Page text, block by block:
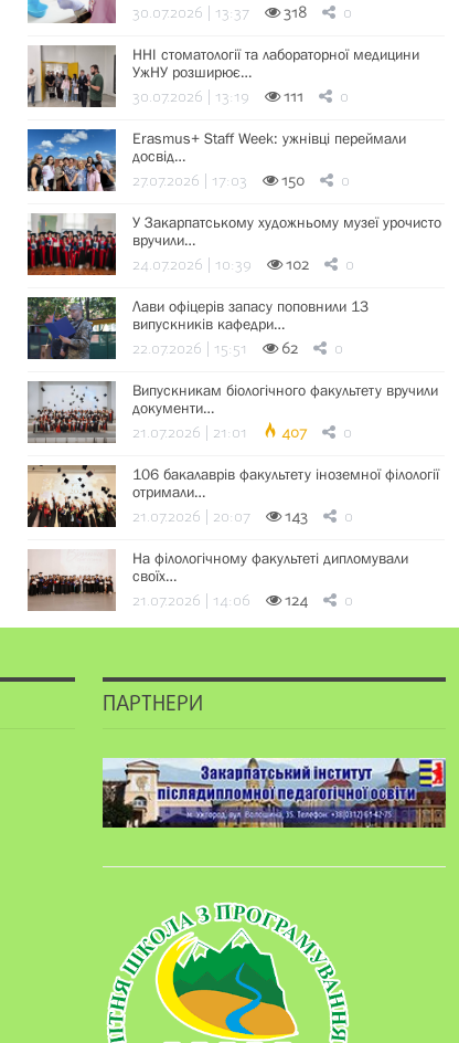
30.07.2026 | 13:37 318 0
ННІ стоматології та лабораторної медицини
УжНУ розширює…
30.07.2026 | 13:19 111 0
Erasmus+ Staff Week: ужнівці переймали
досвід…
27.07.2026 | 17:03 150 0
У Закарпатському художньому музеї урочисто
вручили…
24.07.2026 | 10:39 102 0
Лави офіцерів запасу поповнили 13
випускників кафедри…
22.07.2026 | 15:51 62 0
Випускникам біологічного факультету вручили
документи…
21.07.2026 | 21:01 407 0
106 бакалаврів факультету іноземної філології
отримали…
21.07.2026 | 20:07 143 0
На філологічному факультеті дипломували
своїх…
21.07.2026 | 14:06 124 0
ПАРТНЕРИ